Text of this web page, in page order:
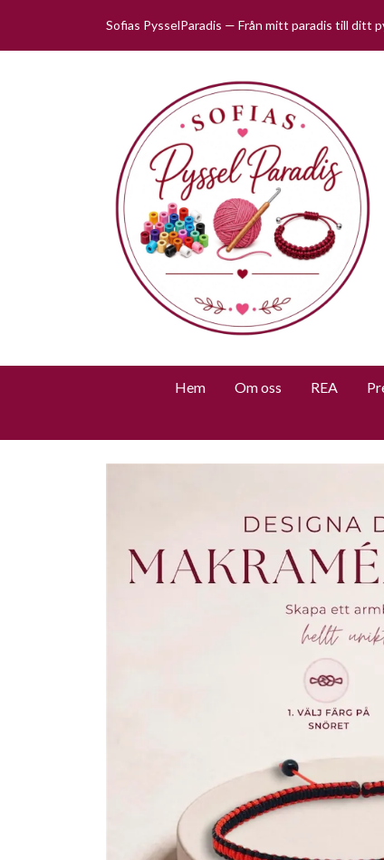
Sofias PysselParadis — Från mitt paradis till ditt
Hem Om oss REA